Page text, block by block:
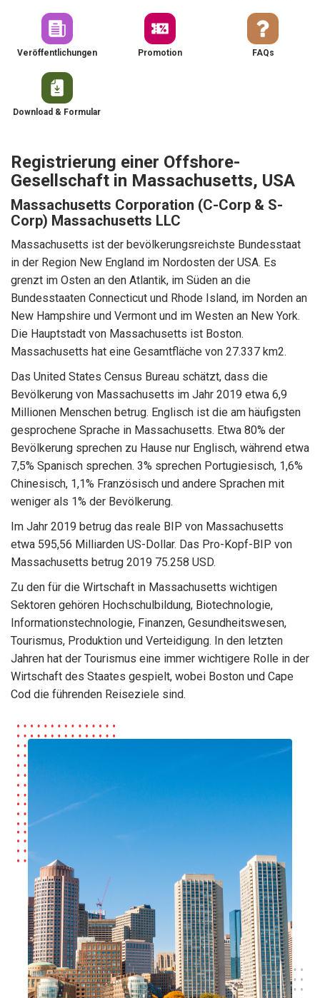
Veröffentlichungen Promotion FAQs
Download & Formular
Registrierung einer Offshore-
Gesellschaft in Massachusetts, USA
Massachusetts Corporation (C-Corp & S-
Corp) Massachusetts LLC
Massachusetts ist der bevölkerungsreichste Bundesstaat
in der Region New England im Nordosten der USA. Es
grenzt im Osten an den Atlantik, im Süden an die
Bundesstaaten Connecticut und Rhode Island, im Norden an
New Hampshire und Vermont und im Westen an New York.
Die Hauptstadt von Massachusetts ist Boston.
Massachusetts hat eine Gesamtfläche von 27.337 km2.
Das United States Census Bureau schätzt, dass die
Bevölkerung von Massachusetts im Jahr 2019 etwa 6,9
Millionen Menschen betrug. Englisch ist die am häufigsten
gesprochene Sprache in Massachusetts. Etwa 80% der
Bevölkerung sprechen zu Hause nur Englisch, während etwa
7,5% Spanisch sprechen. 3% sprechen Portugiesisch, 1,6%
Chinesisch, 1,1% Französisch und andere Sprachen mit
weniger als 1% der Bevölkerung.
Im Jahr 2019 betrug das reale BIP von Massachusetts
etwa 595,56 Milliarden US-Dollar. Das Pro-Kopf-BIP von
Massachusetts betrug 2019 75.258 USD.
Zu den für die Wirtschaft in Massachusetts wichtigen
Sektoren gehören Hochschulbildung, Biotechnologie,
Informationstechnologie, Finanzen, Gesundheitswesen,
Tourismus, Produktion und Verteidigung. In den letzten
Jahren hat der Tourismus eine immer wichtigere Rolle in der
Wirtschaft des Staates gespielt, wobei Boston und Cape
Cod die führenden Reiseziele sind.